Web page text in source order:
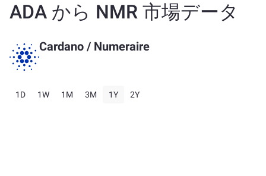
ADA から NMR 市場データ
Cardano / Numeraire
1D 1W 1M 3M 1Y 2Y